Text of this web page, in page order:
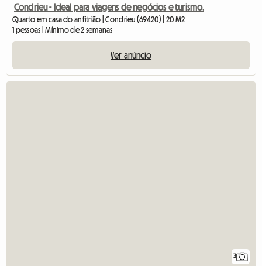
Condrieu - Ideal para viagens de negócios e turismo.
Quarto em casa do anfitrião | Condrieu (69420) | 20 M2
1 pessoas | Mínimo de 2 semanas
Ver anúncio
3